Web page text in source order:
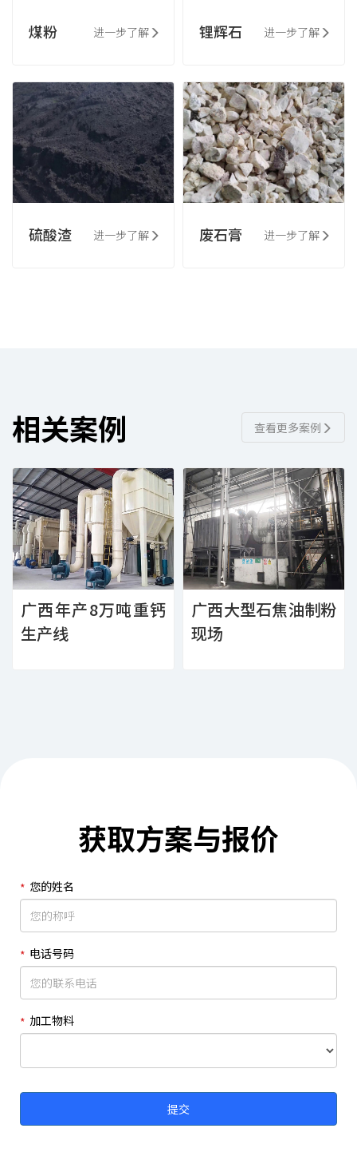
煤粉 进一步了解 锂辉石 进一步了解
硫酸渣 进一步了解 废石膏 进一步了解
相关案例 查看更多案例
广西年产8万吨重钙
生产线
广西大型石焦油制粉
现场
获取方案与报价
您的姓名
电话号码
加工物料